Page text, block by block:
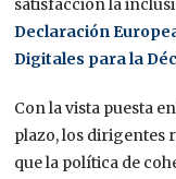
satisfacción la
Declaración
Digitales para la
Con la vista puesta
plazo, los dirigentes
que la política de